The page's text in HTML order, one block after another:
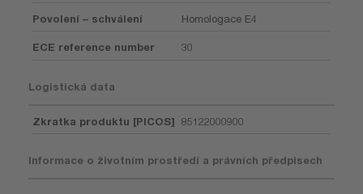
Povolení – schválení Homologace E4
ECE reference number 30
Logistická data
Zkratka produktu [PICOS] 85122000900
Informace o životním prostředí a právních předpisech